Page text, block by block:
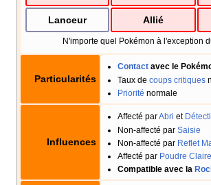
Lanceur Allié
N'importe quel Pokémon à l'exception
Particularités
Contactavec le
Taux de coups critiques
Priorité normale
Influences
Affecté parAbri et
Non-affecté par Saisie
Non-affecté par Reflet
Affecté par Poudre Claire
Compatible avec la